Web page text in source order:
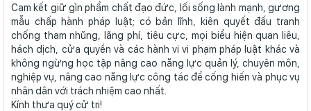
Cam kết giữ gìn phẩm chất đạo đức, lối sống lành mạnh, gương
mẫu chấp hành pháp luật; có bản lĩnh, kiên quyết đấu tranh
chống tham nhũng, lãng phí, tiêu cực, mọi biểu hiện quan liêu,
hách dịch, cửa quyền và các hành vi vi phạm pháp luật khác và
không ngừng học tập nâng cao năng lực quản lý, chuyên môn,
nghiệp vụ, nâng cao năng lực công tác để cống hiến và phục vụ
nhân dân với trách nhiệm cao nhất.
Kính thưa quý cử tri!